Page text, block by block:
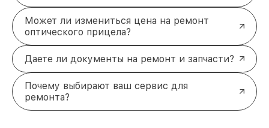
Может ли измениться цена на ремонт
оптического прицела?
Даете ли документы на ремонт и запчасти?
Почему выбирают ваш сервис для
ремонта?